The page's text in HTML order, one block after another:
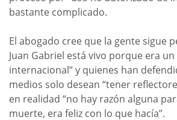
bastante complicado.
El abogado cree que la gente sigue
Juan Gabriel está vivo porque era un
internacional” y quienes han
medios solo desean “tener
en realidad “no hay razón alguna
muerte, era feliz con lo que hacía”.